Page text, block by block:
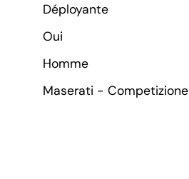
Déployante
Oui
Homme
Maserati - Competizione